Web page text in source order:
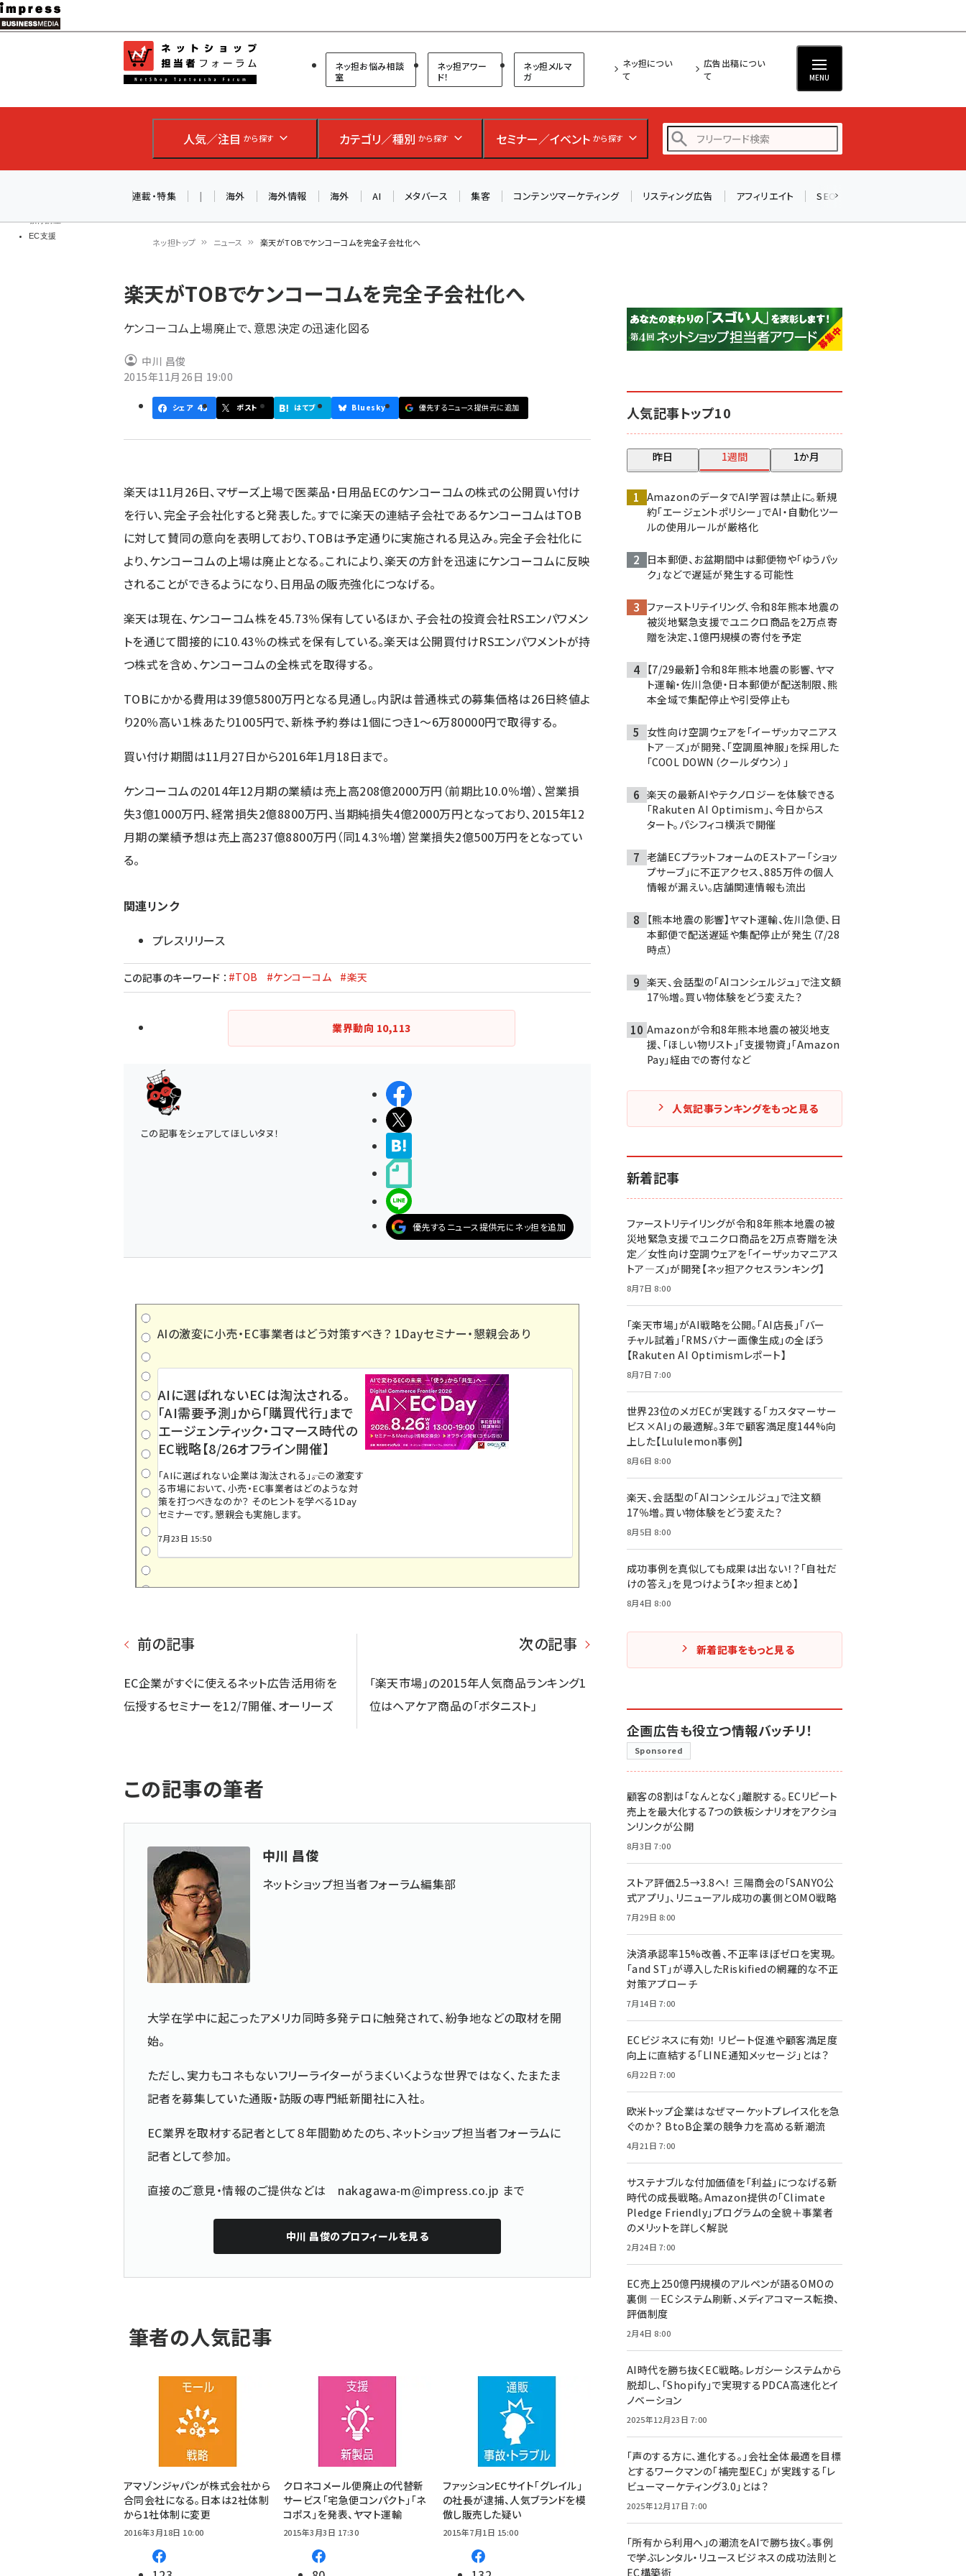
メ
イ
ン
ツ
移
教育講座
EC支援
ネットショップ担当者フォーラム
ネッ担お悩み相談
室
ネッ担アワー
ド！
ネッ担メルマ
ガ
ネッ担につい
て
広告出稿につい
て
MENU
人気／注目 から探す カテゴリ／種別 から探す セミナー／イベント から探す
アスクル (1122)
base (1079)
連載・特集 | 海外 海外情報 海外 AI メタバース 集客 コンテンツマーケティング リスティング広告 アフィリエイト SEO
ン
く
ず
ネッ担トップ ニュース 楽天がTOBでケンコーコムを完全子会社化へ
楽天がTOBでケンコーコムを完全子会社化へ
ケンコーコム上場廃止で、意思決定の迅速化図る
中川 昌俊
2015年11月26日 19:00
シェア 45 ポスト はてブ Bluesky 優先するニュース提供元に追加
楽天は11月26日、マザーズ上場で医薬品・日用品ECのケンコーコムの株式の公開買い付け
を行い、完全子会社化すると発表した。すでに楽天の連結子会社であるケンコーコムはTOB
に対して賛同の意向を表明しており、TOBは予定通りに実施される見込み。完全子会社化に
より、ケンコーコムの上場は廃止となる。これにより、楽天の方針を迅速にケンコーコムに反映
されることができるようになり、日用品の販売強化につなげる。
楽天は現在、ケンコーコム株を45.73％保有しているほか、子会社の投資会社RSエンパワメン
トを通じて間接的に10.43％の株式を保有している。楽天は公開買付けRSエンパワメントが持
つ株式を含め、ケンコーコムの全株式を取得する。
TOBにかかる費用は39億5800万円となる見通し。内訳は普通株式の募集価格は26日終値よ
り20％高い１株あたり1005円で、新株予約券は1個につき1～6万80000円で取得する。
買い付け期間は11月27日から2016年1月18日まで。
ケンコーコムの2014年12月期の業績は売上高208億2000万円（前期比10.0％増）、営業損
失3億1000万円、経常損失2億8800万円、当期純損失4億2000万円となっており、2015年12
月期の業績予想は売上高237億8800万円（同14.3％増）営業損失2億500万円をとなってい
る。
関連リンク
プレスリリース
この記事のキーワード ： #TOB #ケンコーコム #楽天
業界動向 10,113
この記事をシェアしてほしいタヌ！
優先するニュース提供元にネッ担を追加
AIの激変に小売・EC事業者はどう対策すべき？ 1Dayセミナー・懇親会あり
AIに選ばれないECは淘汰される。
「AI需要予測」から「購買代行」まで
エージェンティック・コマース時代の
EC戦略【8/26オフライン開催】
「AIに選ばれない企業は淘汰される」――。この激変す
る市場において、小売・EC事業者はどのような対
策を打つべきなのか？ そのヒントを学べる1Day
セミナーです。懇親会も実施します。
7月23日 15:50
前の記事
EC企業がすぐに使えるネット広告活用術を
伝授するセミナーを12/7開催、オーリーズ
次の記事
「楽天市場」の2015年人気商品ランキング1
位はヘアケア商品の「ボタニスト」
この記事の筆者
中川 昌俊
ネットショップ担当者フォーラム編集部
大学在学中に起こったアメリカ同時多発テロに触発されて、紛争地などの取材を開
始。
ただし、実力もコネもないフリーライターがうまくいくような世界ではなく、たまたま
記者を募集していた通販・訪販の専門紙新聞社に入社。
EC業界を取材する記者として８年間勤めたのち、ネットショップ担当者フォーラムに
記者として参加。
直接のご意見・情報のご提供などは nakagawa-m@impress.co.jp まで
中川 昌俊のプロフィールを見る
筆者の人気記事
アマゾンジャパンが株式会社から
合同会社になる。日本は2社体制
から1社体制に変更
2016年3月18日 10:00
クロネコメール便廃止の代替新
サービス「宅急便コンパクト」「ネ
コポス」を発表、ヤマト運輸
2015年3月3日 17:30
ファッションECサイト「グレイル」
の社長が逮捕、人気ブランドを模
倣し販売した疑い
2015年7月1日 15:00
人気記事トップ10
昨日 1週間 1か月
AmazonのデータでAI学習は禁止に。新規
約「エージェントポリシー」でAI・自動化ツー
ルの使用ルールが厳格化
日本郵便、お盆期間中は郵便物や「ゆうパッ
ク」などで遅延が発生する可能性
ファーストリテイリング、令和8年熊本地震の
被災地緊急支援でユニクロ商品を2万点寄
贈を決定、1億円規模の寄付を予定
【7/29最新】令和8年熊本地震の影響、ヤマ
ト運輸・佐川急便・日本郵便が配送制限、熊
本全域で集配停止や引受停止も
女性向け空調ウェアを「イーザッカマニアス
トア―ズ」が開発、「空調風神服」を採用した
「COOL DOWN（クールダウン）」
楽天の最新AIやテクノロジーを体験できる
「Rakuten AI Optimism」、今日からス
タート。パシフィコ横浜で開催
老舗ECプラットフォームのEストアー「ショッ
プサーブ」に不正アクセス、885万件の個人
情報が漏えい。店舗関連情報も流出
【熊本地震の影響】ヤマト運輸、佐川急便、日
本郵便で配送遅延や集配停止が発生（7/28
時点）
楽天、会話型の「AIコンシェルジュ」で注文額
17％増。買い物体験をどう変えた？
Amazonが令和8年熊本地震の被災地支
援、「ほしい物リスト」「支援物資」「Amazon
Pay」経由での寄付など
人気記事ランキングをもっと見る
新着記事
ファーストリテイリングが令和8年熊本地震の被
災地緊急支援でユニクロ商品を2万点寄贈を決
定／女性向け空調ウェアを「イーザッカマニアス
トア―ズ」が開発【ネッ担アクセスランキング】
8月7日 8:00
「楽天市場」がAI戦略を公開。「AI店長」「バー
チャル試着」「RMSバナー画像生成」の全ぼう
【Rakuten AI Optimismレポート】
8月7日 7:00
世界23位のメガECが実践する「カスタマーサー
ビス×AI」の最適解。3年で顧客満足度144%向
上した【Lululemon事例】
8月6日 8:00
楽天、会話型の「AIコンシェルジュ」で注文額
17％増。買い物体験をどう変えた？
8月5日 8:00
成功事例を真似しても成果は出ない！？「自社だ
けの答え」を見つけよう【ネッ担まとめ】
8月4日 8:00
新着記事をもっと見る
企画広告も役立つ情報バッチリ！
Sponsored
顧客の8割は「なんとなく」離脱する。ECリピート
売上を最大化する7つの鉄板シナリオをアクショ
ンリンクが公開
8月3日 7:00
ストア評価2.5→3.8へ！ 三陽商会の「SANYO公
式アプリ」、リニューアル成功の裏側とOMO戦略
7月29日 8:00
決済承認率15%改善、不正率ほぼゼロを実現。
「and ST」が導入したRiskifiedの網羅的な不正
対策アプローチ
7月14日 7:00
ECビジネスに有効！ リピート促進や顧客満足度
向上に直結する「LINE通知メッセージ」とは？
6月22日 7:00
欧米トップ企業はなぜマーケットプレイス化を急
ぐのか？ BtoB企業の競争力を高める新潮流
4月21日 7:00
サステナブルな付加価値を「利益」につなげる新
時代の成長戦略。Amazon提供の「Climate
Pledge Friendly」プログラムの全貌＋事業者
のメリットを詳しく解説
2月24日 7:00
EC売上250億円規模のアルペンが語るOMOの
裏側 ―ECシステム刷新、メディアコマース転換、
評価制度
2月4日 8:00
AI時代を勝ち抜くEC戦略。レガシーシステムから
脱却し、「Shopify」で実現するPDCA高速化とイ
ノベーション
2025年12月23日 7:00
「声のする方に、進化する。」会社全体最適を目標
とするワークマンの「補完型EC」 が実践する「レ
ビューマーケティング3.0」とは？
2025年12月17日 7:00
「所有から利用へ」の潮流をAIで勝ち抜く。事例
で学ぶレンタル・リユースビジネスの成功法則と
EC構築術